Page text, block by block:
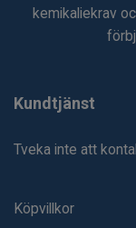
kemikaliekrav
Kundtjänst
Tveka inte att
Köpvillkor